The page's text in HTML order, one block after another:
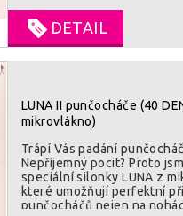
mikrovlákna umožní vaší
Všitý klínek v kalhotové
pohodlného nošení po celý
odolné proti poškození.
DETAIL
LUNA II punčocháče (40
mikrovlákno)
Trápí Vás padání
Nepříjemný pocit? Proto
speciální silonky LUNA z
které umožňují perfektní
punčocháčů nejen na